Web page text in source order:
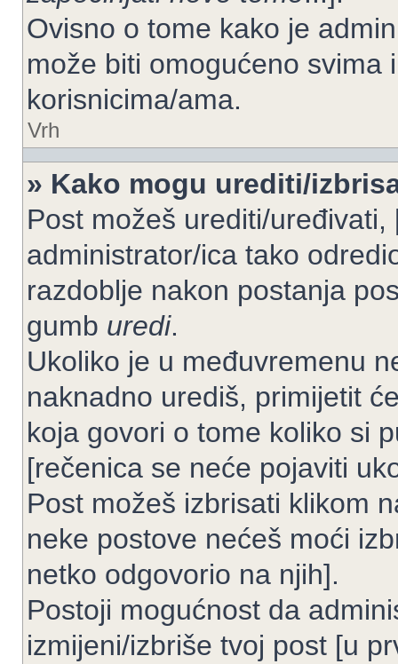
Ovisno o tome kako je
može biti omogućeno svima
korisnicima/ama.
Vrh
» Kako mogu urediti/
Post možeš urediti/
administrator/ica tako
razdoblje nakon postanja
gumb uredi.
Ukoliko je u međuvremenu
naknadno urediš, primijetit
koja govori o tome koliko si
[rečenica se neće pojaviti
Post možeš izbrisati klikom
neke postove nećeš moći
netko odgovorio na njih].
Postoji mogućnost da
izmijeni/izbriše tvoj post [u